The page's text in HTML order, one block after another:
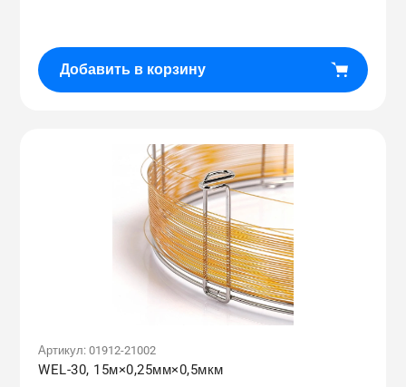
Добавить в корзину
Артикул: 01912-21002
WEL-30, 15м×0,25мм×0,5мкм